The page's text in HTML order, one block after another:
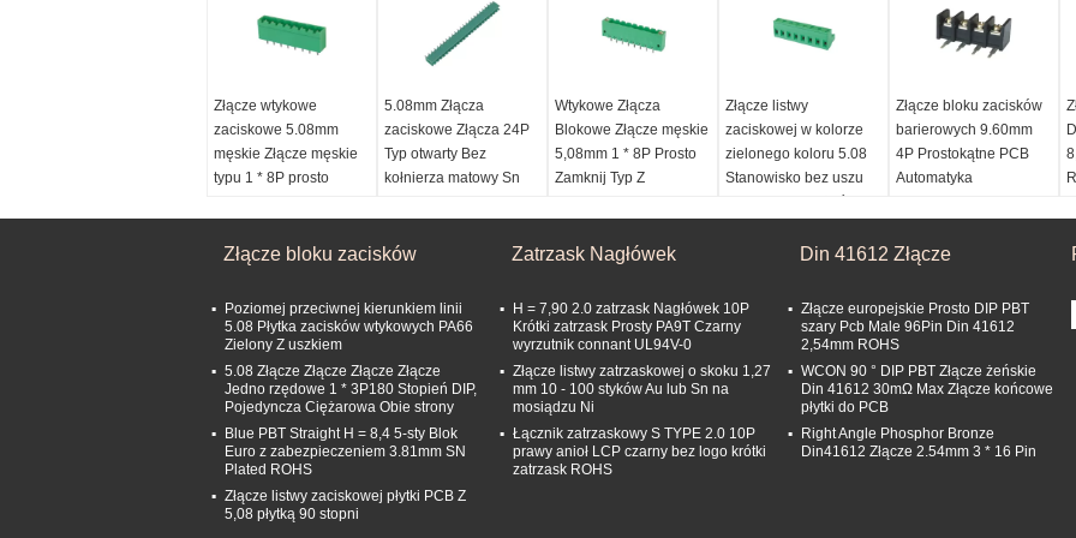
Złącze wtykowe
zaciskowe 5.08mm
męskie Złącze męskie
typu 1 * 8P prosto
Plastik:PA66
Napięcie znamionowe:
300V
5.08mm Złącza
zaciskowe Złącza 24P
Typ otwarty Bez
kołnierza matowy Sn
Port:
300V
Wtykowe Złącza
Blokowe Złącze męskie
5,08mm 1 * 8P Prosto
Zamknij Typ Z
5.0AMP
Maksymalnie 10MΩ
Wytrzymać napięcie:
1500 V AC/DC
Rezystancja izolacji:
1000MΩ min
Złącze listwy
zaciskowej w kolorze
zielonego koloru 5.08
Stanowisko bez uszu
poziom:
5,08 mm
Płeć:
Płeć żeńska
PA66
Złącze bloku zacisków
barierowych 9.60mm
4P Prostokątne PCB
Automatyka
∮2.0mm
dokręcania:
M4.0/10.41 bf.in
Kontakt Plated:
Materiał kontaktowy:
Miedź
Złącze bloku zacisków
Poziomej przeciwnej kierunkiem linii
5.08 Płytka zacisków wtykowych PA66
Zielony Z uszkiem
5.08 Złącze Złącze Złącze Złącze
Jedno rzędowe 1 * 3P180 Stopień DIP,
Pojedyncza Ciężarowa Obie strony
Blue PBT Straight H = 8,4 5-sty Blok
Euro z zabezpieczeniem 3.81mm SN
Plated ROHS
Złącze listwy zaciskowej płytki PCB Z
5,08 płytką 90 stopni
Zatrzask Nagłówek
H = 7,90 2.0 zatrzask Nagłówek 10P
Krótki zatrzask Prosty PA9T Czarny
wyrzutnik connant UL94V-0
Złącze listwy zatrzaskowej o skoku 1,27
mm 10 - 100 styków Au lub Sn na
mosiądzu Ni
Łącznik zatrzaskowy S TYPE 2.0 10P
prawy anioł LCP czarny bez logo krótki
zatrzask ROHS
Din 41612 Złącze
Złącze europejskie Prosto DIP PBT
szary Pcb Male 96Pin Din 41612
2,54mm ROHS
WCON 90 ° DIP PBT Złącze żeńskie
Din 41612 30mΩ Max Złącze końcowe
płytki do PCB
Right Angle Phosphor Bronze
Din41612 Złącze 2.54mm 3 * 16 Pin